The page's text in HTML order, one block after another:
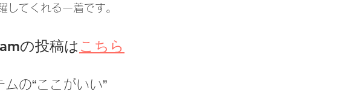
してくれる一着です。
の投稿は こちら
の“ここがいい”